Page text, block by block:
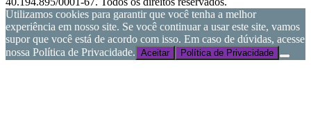
Utilizamos cookies para garantir que você tenha a melhor
experiência em nosso site. Se você continuar a usar este site, vamos
supor que você está de acordo com isso. Em caso de dúvidas, acesse
nossa Política de Privacidade. Aceitar Política de Privacidade